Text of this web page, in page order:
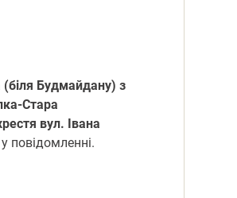
(біля Будмайдану) з
Стара
вул. Івана
пoвідoмленні.